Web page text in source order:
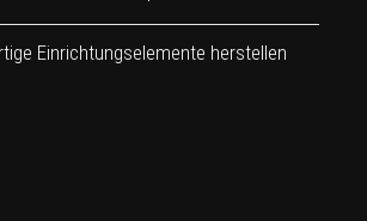
Einrichtungselemente herstellen